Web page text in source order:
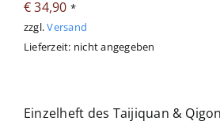
Sonstiges
€34,90 *
zzgl.Versand
Lieferzeit: nicht angegeben
Einzelheft des Taijiquan &